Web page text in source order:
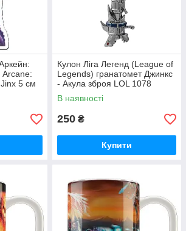
Arcane:
5 см
Кулон Ліга Легенд (League of
Legends) гранатомет Джинкс
- Акула зброя LOL 1078
В наявності
250 ₴
Купити